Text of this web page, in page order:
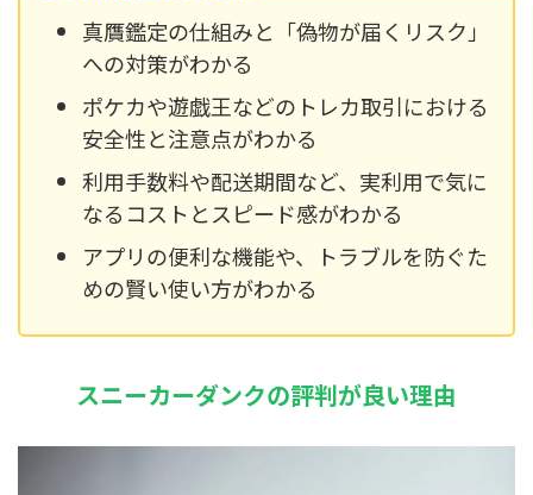
真贋鑑定の仕組みと「偽物が届くリスク」
への対策がわかる
ポケカや遊戯王などのトレカ取引における
安全性と注意点がわかる
利用手数料や配送期間など、実利用で気に
なるコストとスピード感がわかる
アプリの便利な機能や、トラブルを防ぐた
めの賢い使い方がわかる
スニーカーダンクの評判が良い理由